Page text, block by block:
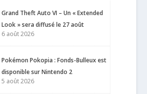
Grand Theft Auto VI – Un « Extended
Look » sera diffusé le 27 août
6 août 2026
Pokémon Pokopia : Fonds-Bulleux est
disponible sur Nintendo 2
5 août 2026